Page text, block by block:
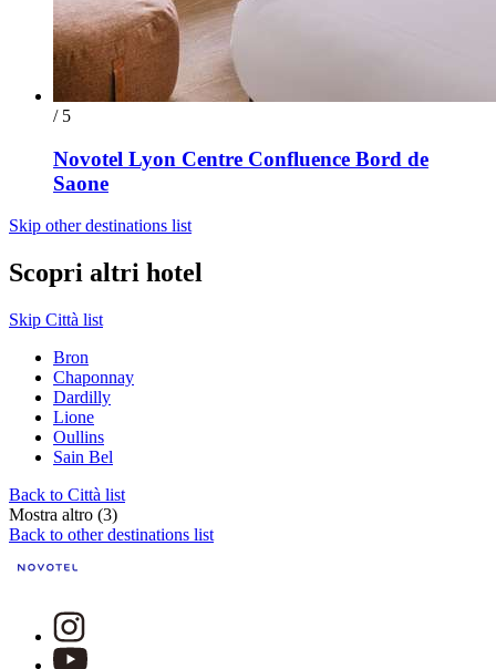
/ 5
Novotel Lyon Centre Confluence Bord de
Saone
Skip other destinations list
Scopri altri hotel
Skip Città list
Bron
Chaponnay
Dardilly
Lione
Oullins
Sain Bel
Back to Città list
Mostra altro (3)
Back to other destinations list